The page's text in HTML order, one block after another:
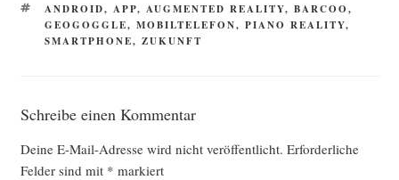
SCHLAGWÖRTER
ANDROID, APP, AUGMENTED REALITY, BARCOO,
GEOGOGGLE, MOBILTELEFON, PIANO REALITY,
SMARTPHONE, ZUKUNFT
Schreibe einen Kommentar
Deine E-Mail-Adresse wird nicht veröffentlicht. Erforderliche
Felder sind mit * markiert